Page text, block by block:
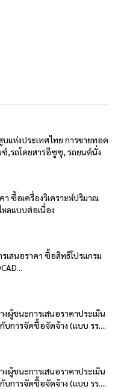
แห่งประเทศไทย การขายทอด
ซ์,รถโดยสารอีซูซุ, รถยนต์นั่ง
ซื้อเครื่องวิเคราะห์ปริมาณ
หลแบบต่อเนื่อง
เสนอราคา ซื้อสิทธิโปรแกรม
งผู้ชนะการเสนอราคาประเมิน
บการจัดซื้อจัดจ้าง (แบบ รร....
งผู้ชนะการเสนอราคาประเมิน
บการจัดซื้อจัดจ้าง (แบบ รร....